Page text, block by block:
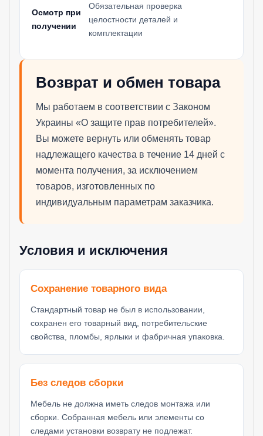
Осмотр при
получении
Обязательная проверка
целостности деталей и
комплектации
Возврат и обмен товара
Мы работаем в соответствии с Законом
Украины «О защите прав потребителей».
Вы можете вернуть или обменять товар
надлежащего качества в течение 14 дней с
момента получения, за исключением
товаров, изготовленных по
индивидуальным параметрам заказчика.
Условия и исключения
Сохранение товарного вида
Стандартный товар не был в использовании,
сохранен его товарный вид, потребительские
свойства, пломбы, ярлыки и фабричная упаковка.
Без следов сборки
Мебель не должна иметь следов монтажа или
сборки. Собранная мебель или элементы со
следами установки возврату не подлежат.